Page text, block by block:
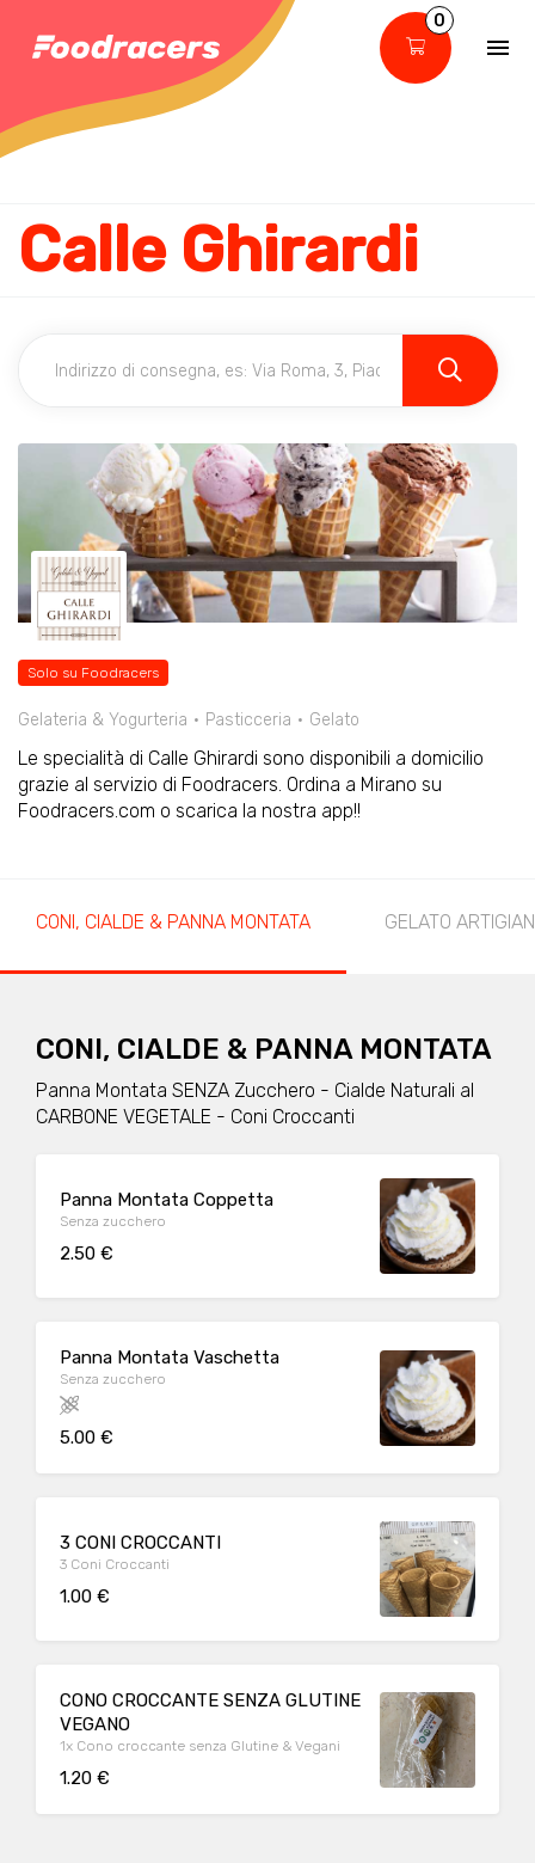
0
Calle Ghirardi
Solo su Foodracers
Gelateria & Yogurteria Pasticceria Gelato
Le specialità di Calle Ghirardi sono disponibili a domicilio
grazie al servizio di Foodracers. Ordina a Mirano su
Foodracers.com o scarica la nostra app!!
CONI, CIALDE & PANNA MONTATA GELATO
CONI, CIALDE & PANNA MONTATA
Panna Montata SENZA Zucchero - Cialde Naturali al
CARBONE VEGETALE - Coni Croccanti
Panna Montata Coppetta
Senza zucchero
2.50 €
Panna Montata Vaschetta
Senza zucchero
5.00 €
3 CONI CROCCANTI
3 Coni Croccanti
1.00 €
CONO CROCCANTE SENZA GLUTINE
VEGANO
1x Cono croccante senza Glutine & Vegani
1.20 €